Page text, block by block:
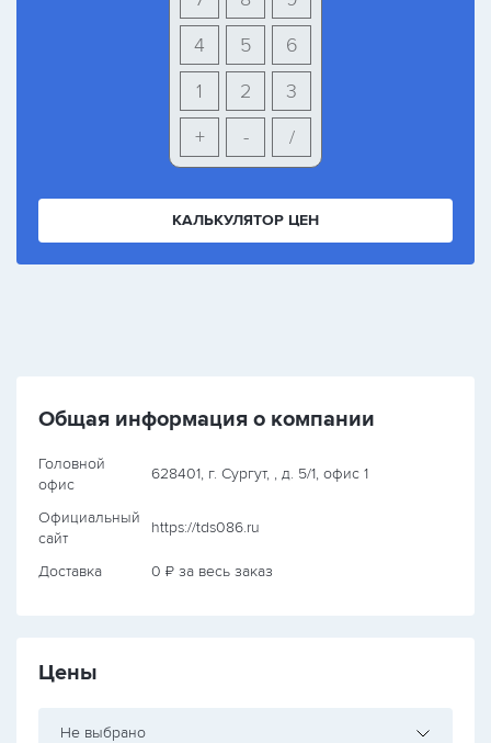
6
5
4
3
2
1
+
- /
КАЛЬКУЛЯТОР ЦЕН
Общая информация о компании
Головной
офис
628401, г. Сургут, , д. 5/1, офис 1
Официальный
сайт
https://tds086.ru
Доставка 0 ₽ за весь заказ
Цены
Не выбрано